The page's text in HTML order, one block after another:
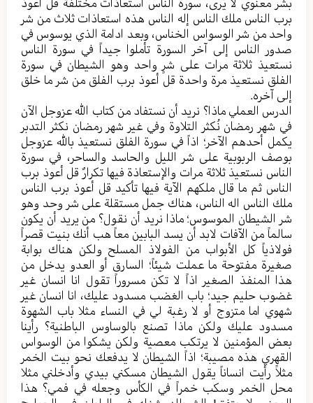
برب الناس ملك الناس إله الناس هذه استعاذات ثلاث من شر
واحد من شر الوسواس الخناس، وبعد ادامة الذي یوسوس في
صدور الناس إلی آخر السورة تأملوا جیداً في سورة الناس
نستعیذ ثلاثة مرات علی شرٍ واحد وهو الشیطان في سورة
الفلق نستعیذ مرة واحدة قل أعوذ برب الفلق من شر ما خلق
إلی آخره.
الدرس العملي ماذا؟ نرید أن نستفاد من کتاب الله عزوجل الآن
في شهر رمضان نُکثر التلاوة وفي غیر شهر رمضان نکثر التدبر
یکمل أحدهم الآخر؛ اذاً في سورة الفلق نستعیذ بالله عزوجل
بوصف الربوبیة علی شر اللیل والحاسد والساحر، في سورة
الناس نستعیذ ثلاثة مرات والإستعاذة فیها تکرارٌ قل أعوذ برب
الناس ثم ما قال ملكهم الآیة فیها تأکید قل أعوذ برب الناس
ملك الناس اله الناس، هناك جمل مستقلة علی شر وحد وهو
شر الشیطان الموسوس؛ ماذا نرید أن نقول؟ من یرید أن یکون
سالماً من الآفات لابد أن یسد البابین معاً هب أنك بنیت قصراً
فولاذیاً کل الأبواب من الفولاذ المسلح ولکن هناك بوابة
صغیرة مفتوحة ما عملت شیئاً؛ السارق أو العدو یدخل من
هذا المنفذ الصغیر اذاً لا تکن مسروراً تقول انا انسان غیر
غضوب حلیم جید؛ باب الغضب مسدود علیك، انا انسان غیر
شهوي اما متزوج أو لا رغبة لي في النساء مثلا باب الشهوة
مسدود عليك ولکن ماذا تصنع بالوساوس الباطنیة؟ رأينا
بعض المؤمنین لا یرتکب معصیة ولکن یشکوا من الوسواس
القهري هذه مصیبة؛ اذاً الشیطان لا یدفعك نحو بیت الخمر
مثلاً رأيت انساناً یقول الشیطان مسکني بیدي وأدخلني مثلا
محل الخمر وسکب خمراً في الکأس وجعله في فمي؟ هذا